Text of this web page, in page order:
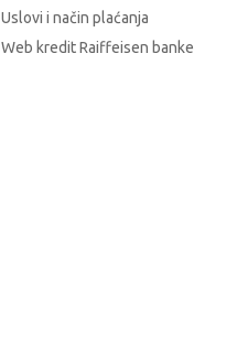
Uslovi i način plaćanja
Web kredit Raiffeisen banke